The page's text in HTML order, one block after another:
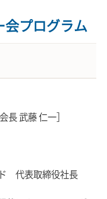
プログラム
武藤 仁一］
代表取締役社長